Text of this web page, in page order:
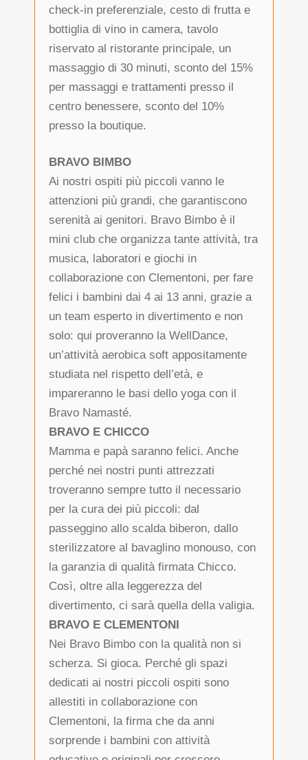
check-in preferenziale, cesto di frutta e
bottiglia di vino in camera, tavolo
riservato al ristorante principale, un
massaggio di 30 minuti, sconto del 15%
per massaggi e trattamenti presso il
centro benessere, sconto del 10%
presso la boutique.
BRAVO BIMBO
Ai nostri ospiti più piccoli vanno le
attenzioni più grandi, che garantiscono
serenità ai genitori. Bravo Bimbo è il
mini club che organizza tante attività, tra
musica, laboratori e giochi in
collaborazione con Clementoni, per fare
felici i bambini dai 4 ai 13 anni, grazie a
un team esperto in divertimento e non
solo: qui proveranno la WellDance,
un’attività aerobica soft appositamente
studiata nel rispetto dell’età, e
impareranno le basi dello yoga con il
Bravo Namasté.
BRAVO E CHICCO
Mamma e papà saranno felici. Anche
perché nei nostri punti attrezzati
troveranno sempre tutto il necessario
per la cura dei più piccoli: dal
passeggino allo scalda biberon, dallo
sterilizzatore al bavaglino monouso, con
la garanzia di qualità firmata Chicco.
Così, oltre alla leggerezza del
divertimento, ci sarà quella della valigia.
BRAVO E CLEMENTONI
Nei Bravo Bimbo con la qualità non si
scherza. Si gioca. Perché gli spazi
dedicati ai nostri piccoli ospiti sono
allestiti in collaborazione con
Clementoni, la firma che da anni
sorprende i bambini con attività